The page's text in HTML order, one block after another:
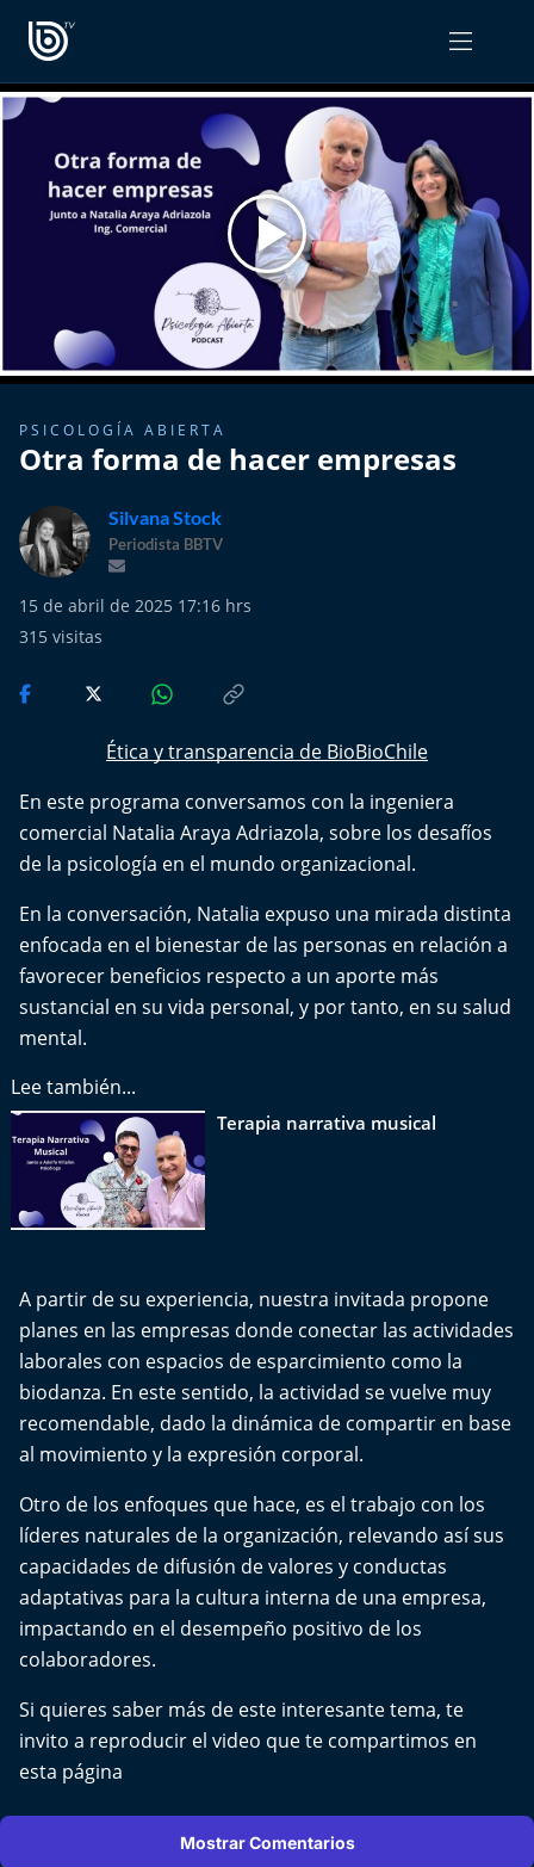
PROGRAMAS
Radiograma
Expreso Bío Bío
Podría Ser Peor
La Entrevista de Tomás Mosciatti
Entrevistas BioBioTV
Más de Ti Podcast
Realizadores
Más de 100 Días
Efemérides
Cultura y Espectáculos
Del Fin del Mundo
Deportes
Conexión Digital
Psicología Abierta
Impacto Tecnológico
Sesiones Dieciocheras
Expreso PM
Conecta Vida
El Mejor País de Chile
Te invito a tomar once
Bío Bío en Ruta
Chiche cuadra y su parrilla
OPINIÓN
PODCAST RADIOGRAMA
PSICOLOGÍA ABIERTA
Otra forma de hacer empresas
Silvana Stock
Periodista BBTV
15 de abril de 2025 17:16 hrs
315 visitas
Ética y transparencia de BioBioChile
En este programa conversamos con la ingeniera
comercial Natalia Araya Adriazola, sobre los desafíos
de la psicología en el mundo organizacional.
En la conversación, Natalia expuso una mirada distinta
enfocada en el bienestar de las personas en relación a
favorecer beneficios respecto a un aporte más
sustancial en su vida personal, y por tanto, en su salud
mental.
Lee también...
Terapia narrativa musical
A partir de su experiencia, nuestra invitada propone
planes en las empresas donde conectar las actividades
laborales con espacios de esparcimiento como la
biodanza. En este sentido, la actividad se vuelve muy
recomendable, dado la dinámica de compartir en base
al movimiento y la expresión corporal.
Otro de los enfoques que hace, es el trabajo con los
líderes naturales de la organización, relevando así sus
capacidades de difusión de valores y conductas
adaptativas para la cultura interna de una empresa,
impactando en el desempeño positivo de los
colaboradores.
Si quieres saber más de este interesante tema, te
invito a reproducir el video que te compartimos en
esta página
Mostrar Comentarios